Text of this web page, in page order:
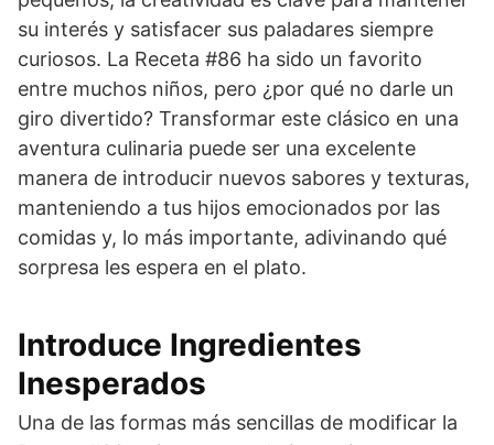
su interés y satisfacer sus paladares siempre
curiosos. La Receta #86 ha sido un favorito
entre muchos niños, pero ¿por qué no darle un
giro divertido? Transformar este clásico en una
aventura culinaria puede ser una excelente
manera de introducir nuevos sabores y texturas,
manteniendo a tus hijos emocionados por las
comidas y, lo más importante, adivinando qué
sorpresa les espera en el plato.
Introduce Ingredientes
Inesperados
Una de las formas más sencillas de modificar la